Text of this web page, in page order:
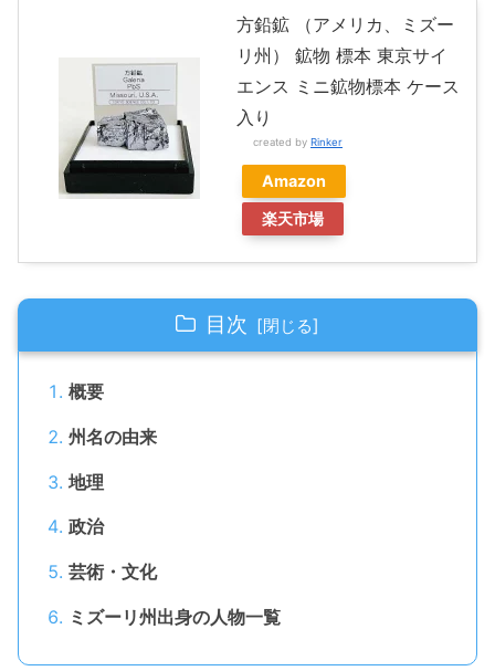
方鉛鉱 （アメリカ、ミズー
リ州） 鉱物 標本 東京サイ
エンス ミニ鉱物標本 ケース
入り
created by Rinker
Amazon
楽天市場
目次
概要
州名の由来
地理
政治
芸術・文化
ミズーリ州出身の人物一覧